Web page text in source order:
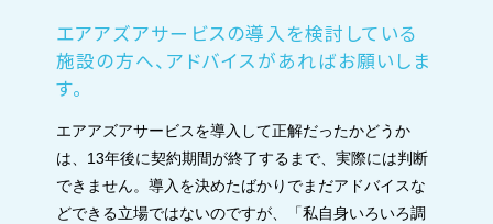
エアアズアサービスの導入を検討している
施設の方へ、アドバイスがあればお願いしま
す。
エアアズアサービスを導入して正解だったかどうか
は、13年後に契約期間が終了するまで、実際には判断
できません。導入を決めたばかりでまだアドバイスな
どできる立場ではないのですが、「私自身いろいろ調